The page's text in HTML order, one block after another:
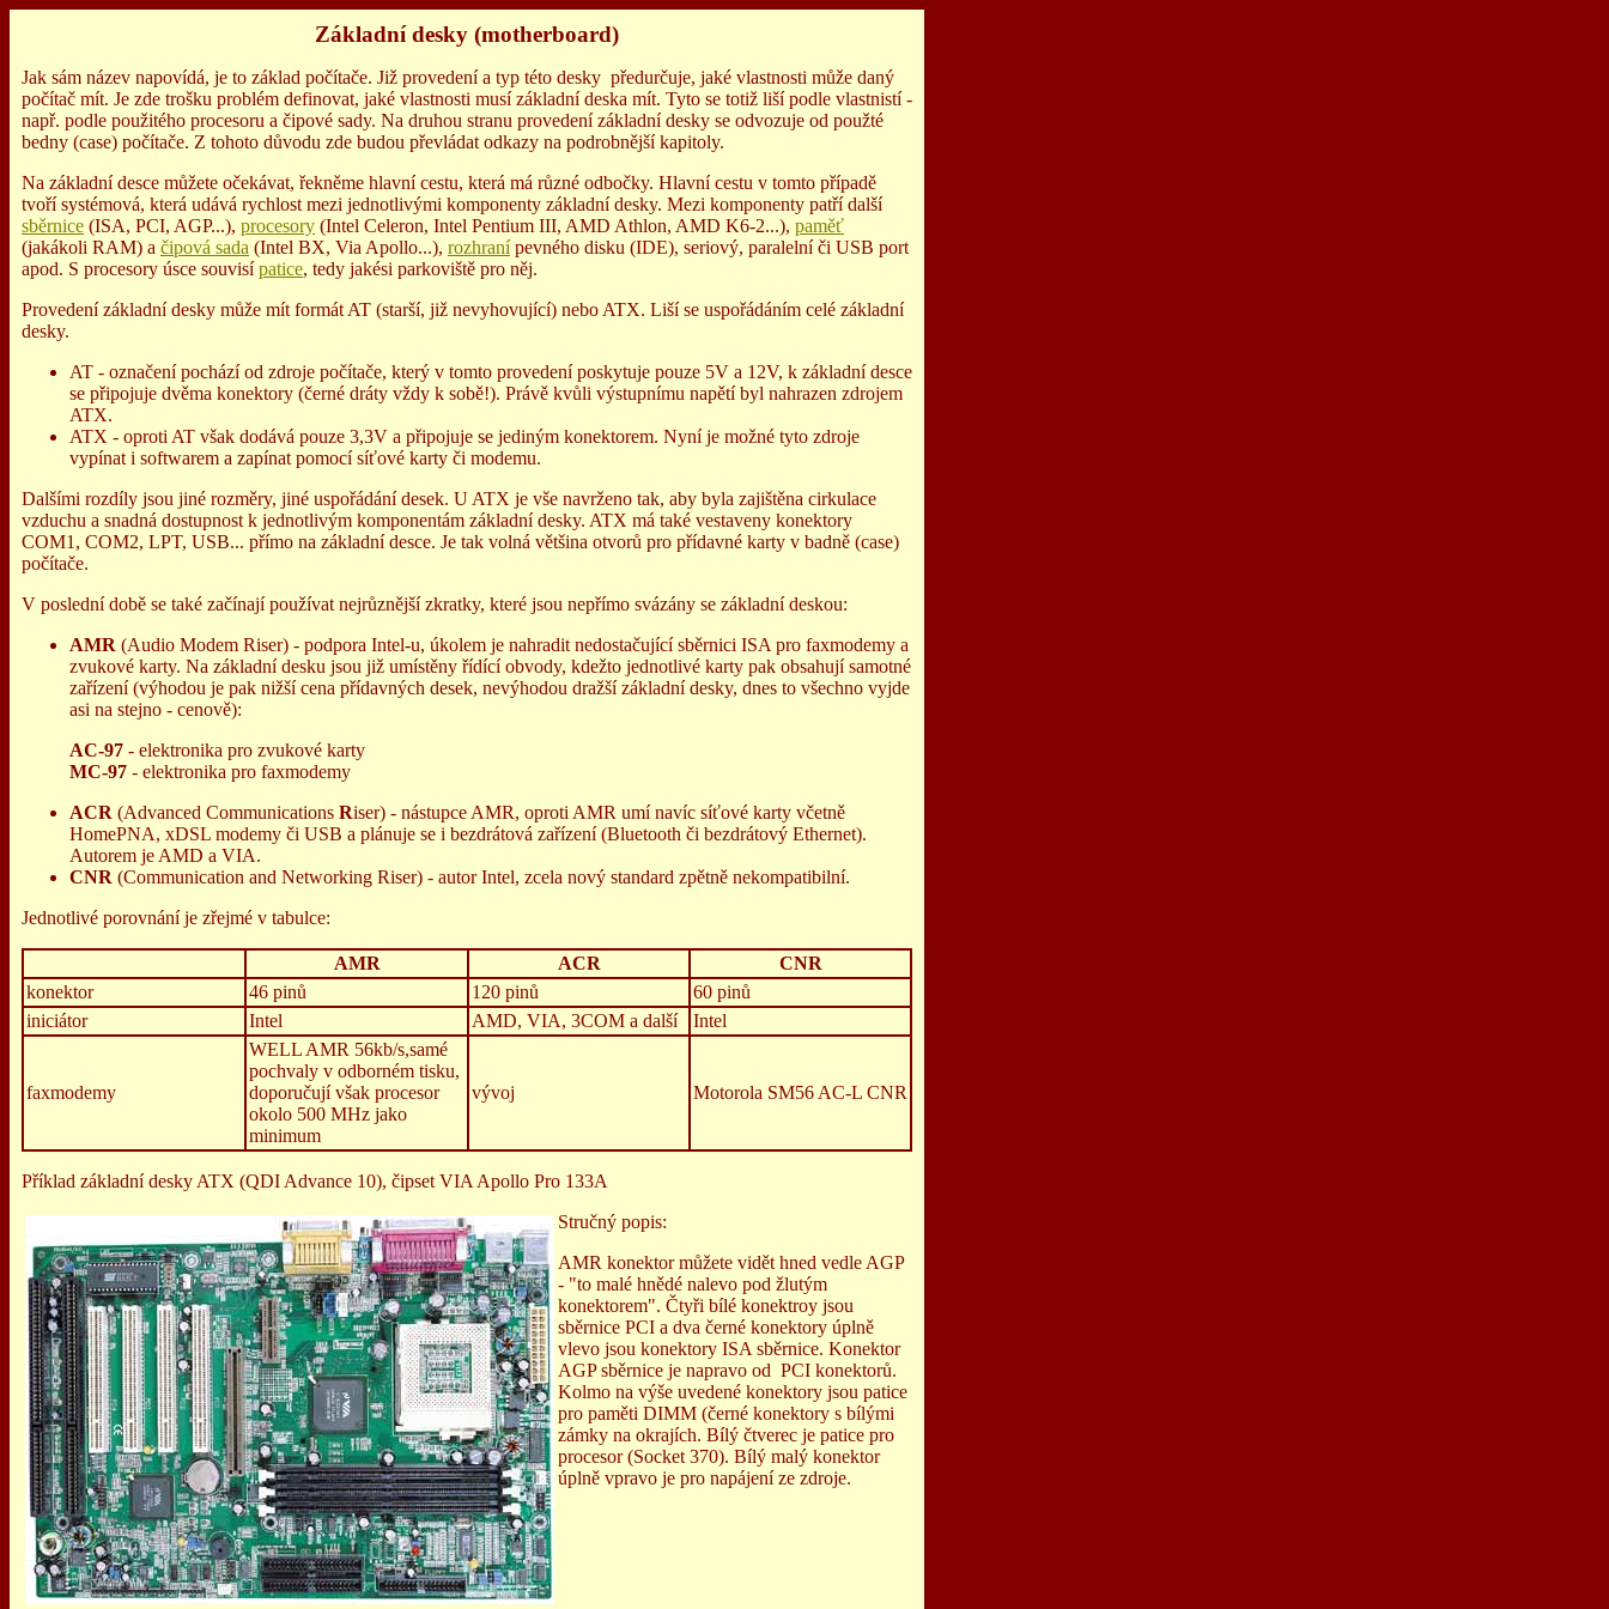
Základní desky (motherboard)
Jak sám název napovídá, je to základ počítače. Již provedení a typ této desky předurčuje, jaké vlastnosti může daný
počítač mít. Je zde trošku problém definovat, jaké vlastnosti musí základní deska mít. Tyto se totiž liší podle vlastnistí -
např. podle použitého procesoru a čipové sady. Na druhou stranu provedení základní desky se odvozuje od použté
bedny (case) počítače. Z tohoto důvodu zde budou převládat odkazy na podrobnější kapitoly.
Na základní desce můžete očekávat, řekněme hlavní cestu, která má různé odbočky. Hlavní cestu v tomto případě
tvoří systémová, která udává rychlost mezi jednotlivými komponenty základní desky. Mezi komponenty patří další
sběrnice (ISA, PCI, AGP...), procesory (Intel Celeron, Intel Pentium III, AMD Athlon, AMD K6-2...), paměť
(jakákoli RAM) a čipová sada (Intel BX, Via Apollo...), rozhranípevného disku (IDE), seriový, paralelní či USB port
apod. S procesory úsce souvisípatice, tedy jakési parkoviště pro něj.
Provedení základní desky může mít formát AT (starší, již nevyhovující) nebo ATX. Liší se uspořádáním celé základní
desky.
AT - označení pochází od zdroje počítače, který v tomto provedení poskytuje pouze 5V a 12V, k základní desce
se připojuje dvěma konektory (černé dráty vždy k sobě!). Právě kvůli výstupnímu napětí byl nahrazen zdrojem
ATX.
ATX - oproti AT však dodává pouze 3,3V a připojuje se jediným konektorem. Nyní je možné tyto zdroje
vypínat i softwarem a zapínat pomocí síťové karty či modemu.
Dalšími rozdíly jsou jiné rozměry, jiné uspořádání desek. U ATX je vše navrženo tak, aby byla zajištěna cirkulace
vzduchu a snadná dostupnost k jednotlivým komponentám základní desky. ATX má také vestaveny konektory
COM1, COM2, LPT, USB... přímo na základní desce. Je tak volná většina otvorů pro přídavné karty v badně (case)
počítače.
V poslední době se také začínají používat nejrůznější zkratky, které jsou nepřímo svázány se základní deskou:
AMR (Audio Modem Riser) - podpora Intel-u, úkolem je nahradit nedostačující sběrnici ISA pro faxmodemy a
zvukové karty. Na základní desku jsou již umístěny řídící obvody, kdežto jednotlivé karty pak obsahují samotné
zařízení (výhodou je pak nižší cena přídavných desek, nevýhodou dražší základní desky, dnes to všechno vyjde
asi na stejno - cenově):
AC-97 - elektronika pro zvukové karty
MC-97 - elektronika pro faxmodemy
ACR (Advanced Communications Riser) - nástupce AMR, oproti AMR umí navíc síťové karty včetně
HomePNA, xDSL modemy či USB a plánuje se i bezdrátová zařízení (Bluetooth či bezdrátový Ethernet).
Autorem je AMD a VIA.
CNR (Communication and Networking Riser) - autor Intel, zcela nový standard zpětně nekompatibilní.
Jednotlivé porovnání je zřejmé v tabulce:
AMR ACR
CNR
konektor
46 pinů 120 pinů
60 pinů
iniciátor
Intel AMD, VIA, 3COM a další Intel
faxmodemy
WELL AMR 56kb/s,samé
pochvaly v odborném tisku,
doporučují však procesor
okolo 500 MHz jako
minimum
vývoj Motorola SM56 AC-L CNR
Příklad základní desky ATX (QDI Advance 10), čipset VIA Apollo Pro 133A
Stručný popis:
AMR konektor můžete vidět hned vedle AGP
- "to malé hnědé nalevo pod žlutým
konektorem". Čtyři bílé konektroy jsou
sběrnice PCI a dva černé konektory úplně
vlevo jsou konektory ISA sběrnice. Konektor
AGP sběrnice je napravo od PCI konektorů.
Kolmo na výše uvedené konektory jsou patice
pro paměti DIMM (černé konektory s bílými
zámky na okrajích. Bílý čtverec je patice pro
procesor (Socket 370). Bílý malý konektor
úplně vpravo je pro napájení ze zdroje.